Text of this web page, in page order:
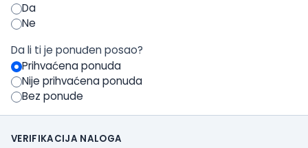
Da
Ne
Da li ti je ponuđen posao?
Prihvaćena ponuda
Nije prihvaćena ponuda
Bez ponude
VERIFIKACIJA NALOGA